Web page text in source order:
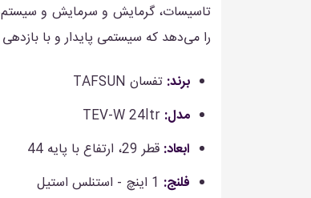
تاسیسات، گرمایش و سرمایش و
را می‌دهد که سیستمی پایدار و با بازدهی
برند: تفسان TAFSUN
مدل:
ابعاد: قطر 29، ارتفاع با پایه 44
فلنج: